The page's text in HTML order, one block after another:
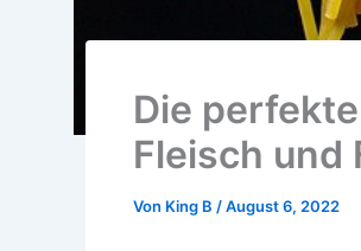
Die
Fleisch und
Von King B /August 6, 2022